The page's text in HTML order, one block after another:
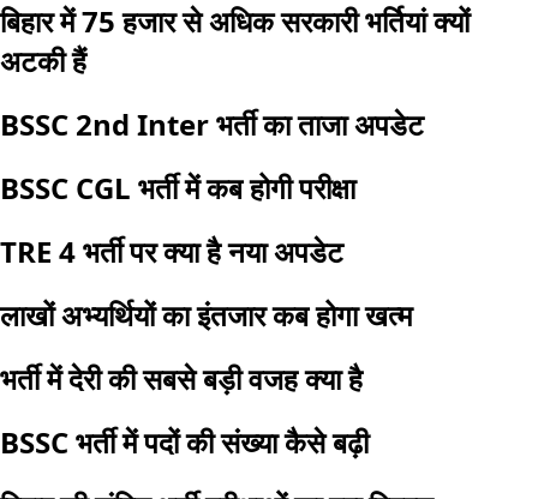
बिहार में 75 हजार से अधिक सरकारी भर्तियां क्यों
अटकी हैं
BSSC 2nd Inter भर्ती का ताजा अपडेट
BSSC CGL भर्ती में कब होगी परीक्षा
TRE 4 भर्ती पर क्या है नया अपडेट
लाखों अभ्यर्थियों का इंतजार कब होगा खत्म
भर्ती में देरी की सबसे बड़ी वजह क्या है
BSSC भर्ती में पदों की संख्या कैसे बढ़ी